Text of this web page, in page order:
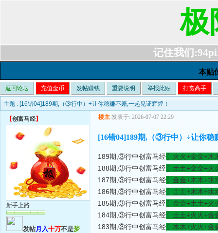
极
记住我们
本贴
返回论坛 充值金币 发帖赚钱 重要说明 举报此贴 打赏高手
主题 : [16错04]189期,（③行中）÷让你稳赚不赔,一起见证辉煌！
【创富马经】
新手上路
发帖月入十万不是梦
楼主 发表于: 2026-07-07 22:29
[16错04]189期,（③行中）÷让你稳
189期,③行中创富马经 〖火火+金金+木
188期,③行中创富马经 〖土土+金金+火
187期,③行中创富马经 〖金金+木木+水
186期,③行中创富马经 〖土土+木木+水
185期,③行中创富马经 〖金金+土土+火
184期,③行中创富马经 〖土土+火火+金
183期,③行中创富马经 〖木木+火火+金